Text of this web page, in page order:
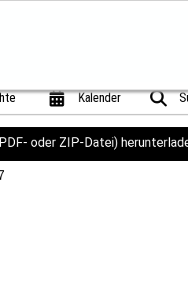
Kalender
oder ZIP-Datei)